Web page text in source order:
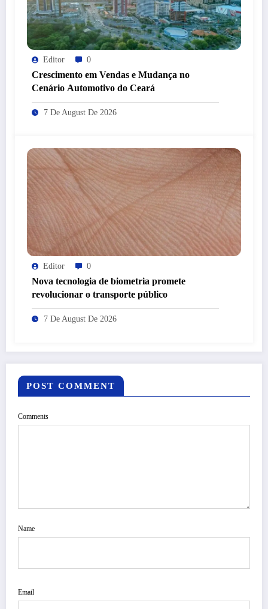
Editor 0
Crescimento em Vendas e Mudança no
Cenário Automotivo do Ceará
7 De August De 2026
Editor 0
Nova tecnologia de biometria promete
revolucionar o transporte público
7 De August De 2026
POST COMMENT
Comments
Name
Email